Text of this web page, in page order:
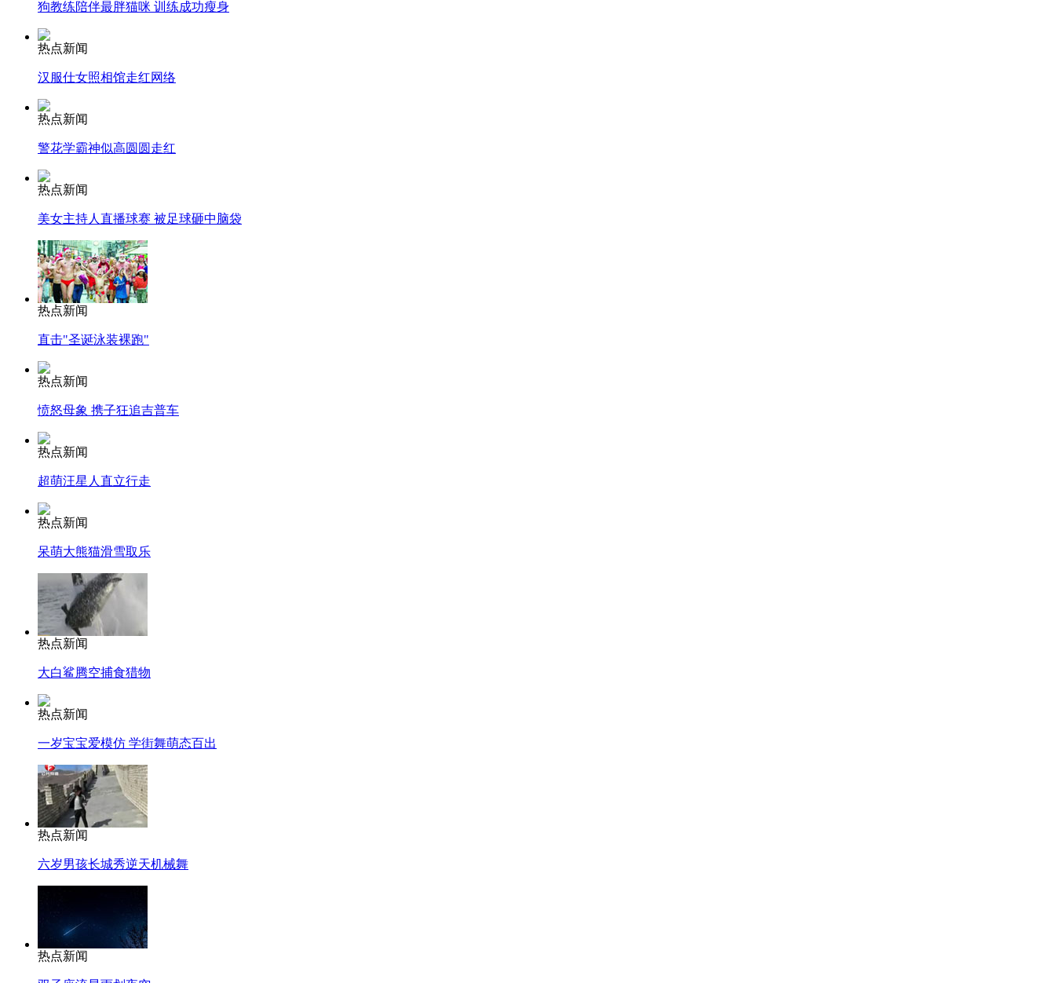
纽约上演“枕头大战”
司机酒驾遇交警 急速倒车逃窜
狗教练陪伴最胖猫咪 训练成功瘦身
热点新闻
汉服仕女照相馆走红网络
热点新闻
警花学霸神似高圆圆走红
热点新闻
美女主持人直播球赛 被足球砸中脑袋
热点新闻
直击"圣诞泳装裸跑"
热点新闻
愤怒母象 携子狂追吉普车
热点新闻
超萌汪星人直立行走
热点新闻
呆萌大熊猫滑雪取乐
热点新闻
大白鲨腾空捕食猎物
热点新闻
一岁宝宝爱模仿 学街舞萌态百出
热点新闻
六岁男孩长城秀逆天机械舞
热点新闻